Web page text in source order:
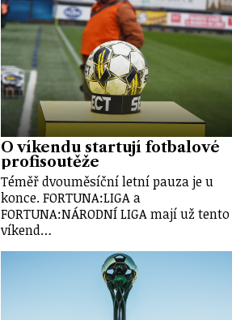
O víkendu startují fotbalové
profisoutěže
Téměř dvouměsíční letní pauza je u
konce. FORTUNA:LIGA a
FORTUNA:NÁRODNÍ LIGA mají už tento
víkend…